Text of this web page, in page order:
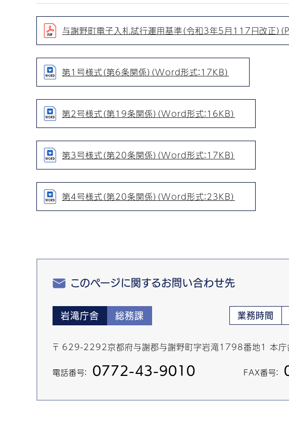
与謝野町電子入札試行運用基準（令和3年5月117日改正）（
第1号様式（第6条関係）（Word形式：17KB）
第2号様式（第19条関係）（Word形式：16KB）
第3号様式（第20条関係）（Word形式：17KB）
第4号様式（第20条関係）（Word形式：23KB）
このページに関するお問い合わせ先
岩滝庁舎 総務課 業務時間
〒 629-2292京都府与謝郡与謝野町字岩滝1798番地1 本庁
電話番号： 0772-43-9010 FAX番号：